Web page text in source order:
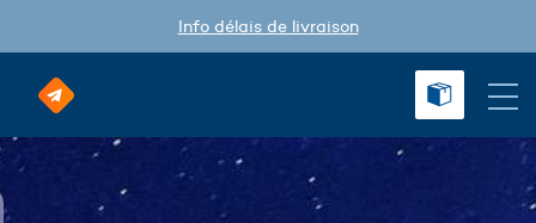
Info délais de livraison